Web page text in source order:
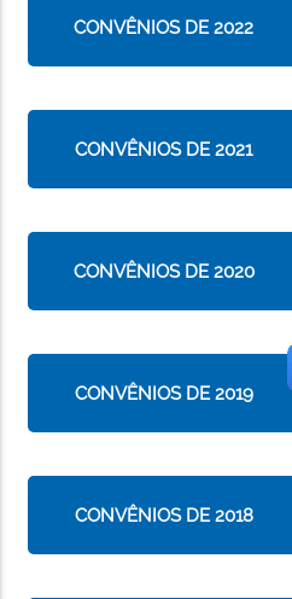
CONVÊNIOS DE 2022
CONVÊNIOS DE 2021
CONVÊNIOS DE 2020
CONVÊNIOS DE 2019
CONVÊNIOS DE 2018